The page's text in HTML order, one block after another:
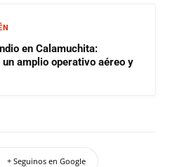
en Calamuchita:
amplio operativo aéreo y
+ Seguinos en Google